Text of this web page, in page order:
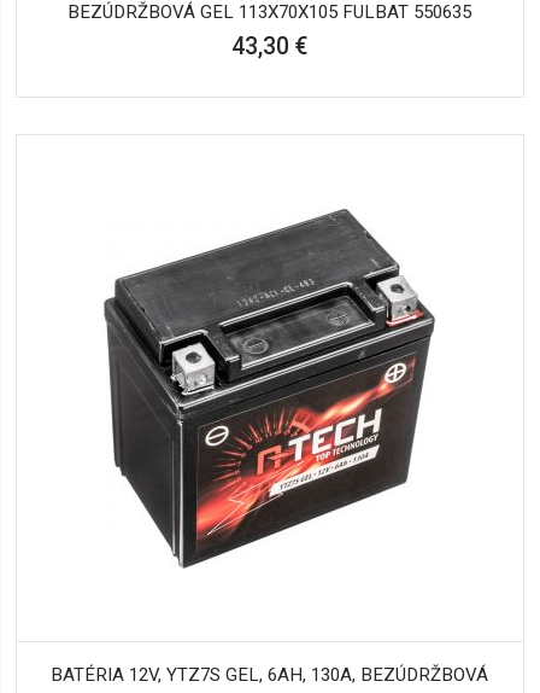
BEZÚDRŽBOVÁ GEL 113X70X105 FULBAT 550635
43,30 €
BATÉRIA 12V, YTZ7S GEL, 6AH, 130A, BEZÚDRŽBOVÁ